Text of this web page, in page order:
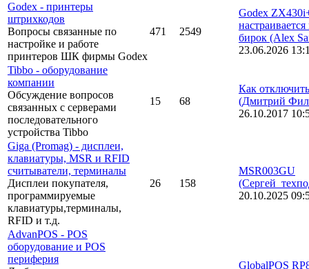
Godex - принтеры
штрихкодов
Вопросы связанные по
настройке и работе
принтеров ШК фирмы Godex
471 2549
Godex
настраивается
бирок (Alex
23.06.2026
Tibbo - оборудование
компании
Обсуждение вопросов
связанных с серверами
последовательного
устройства Tibbo
15 68
Как
(Дмитрий
26.10.2017
Giga (Promag) - дисплеи,
клавиатуры, MSR и RFID
считыватели, терминалы
Дисплеи покупателя,
программируемые
клавиатуры,терминалы,
RFID и т.д.
26 158
MSR003GU
20.10.2025
AdvanPOS - POS
оборудование и POS
периферия
GlobalPOS